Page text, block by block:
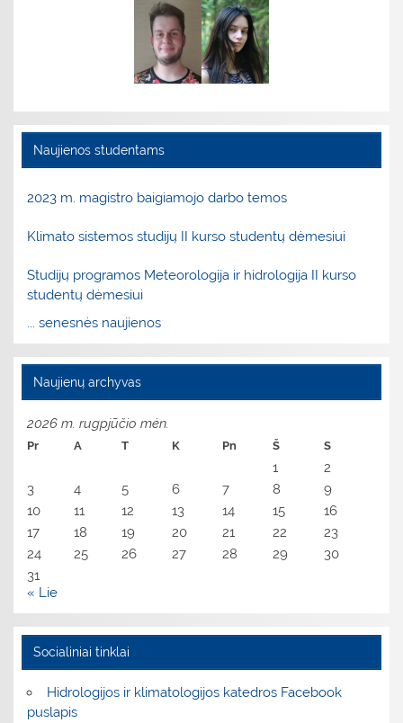
Naujienos studentams
2023 m. magistro baigiamojo darbo temos
Klimato sistemos studijų II kurso studentų dėmesiui
Studijų programos Meteorologija ir hidrologija II kurso
studentų dėmesiui
... senesnės naujienos
Naujienų archyvas
2026 m. rugpjūčio mėn.
Pr A T K Pn Š S
1
2
3
4 5 6 7 8
9
10
11 12 13 14 15
16
17
18 19 20 21 22
23
24
25 26 27 28 29
30
31
« Lie
Socialiniai tinklai
Hidrologijos ir klimatologijos katedros Facebook
puslapis